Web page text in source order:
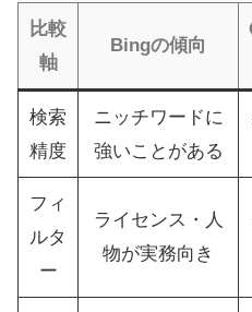
比較
軸
Bingの傾向
検索
精度
ニッチワードに
強いことがある
フィ
ルタ
ー
ライセンス・人
物が実務向き